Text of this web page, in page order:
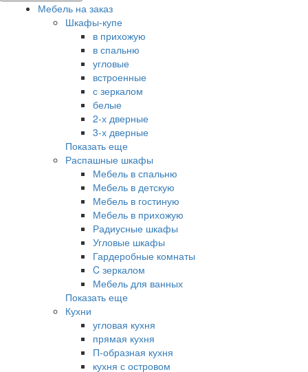
Мебель на заказ
Шкафы-купе
в прихожую
в спальню
угловые
встроенные
с зеркалом
белые
2-х дверные
3-х дверные
Показать еще
Распашные шкафы
Мебель в спальню
Мебель в детскую
Мебель в гостиную
Мебель в прихожую
Радиусные шкафы
Угловые шкафы
Гардеробные комнаты
C зеркалом
Мебель для ванных
Показать еще
Кухни
угловая кухня
прямая кухня
П-образная кухня
кухня с островом